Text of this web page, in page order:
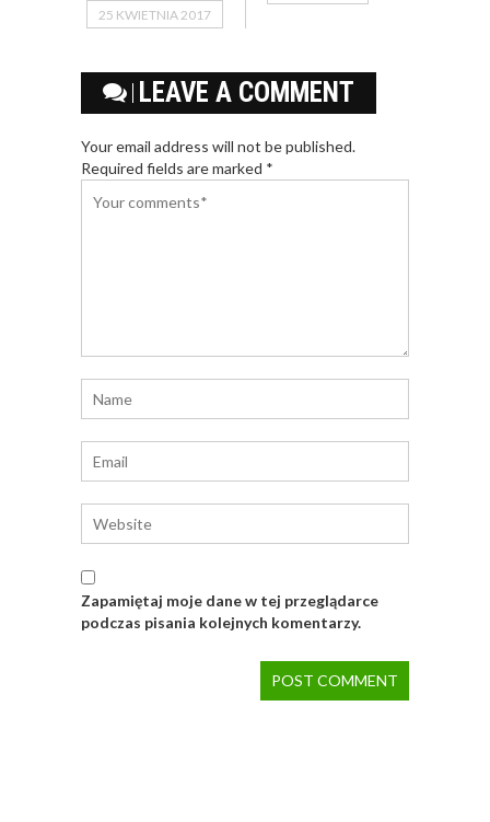
25 KWIETNIA 2017
LEAVE A COMMENT
Your email address will not be published.
Required fields are marked *
Zapamiętaj moje dane w tej przeglądarce
podczas pisania kolejnych komentarzy.